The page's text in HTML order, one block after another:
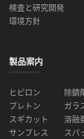
検査と研究開発
環境方針
製品案内
ヒビロン
除錆
プレトン
ガラ
スギカット
溶融
サンプレス
スパ